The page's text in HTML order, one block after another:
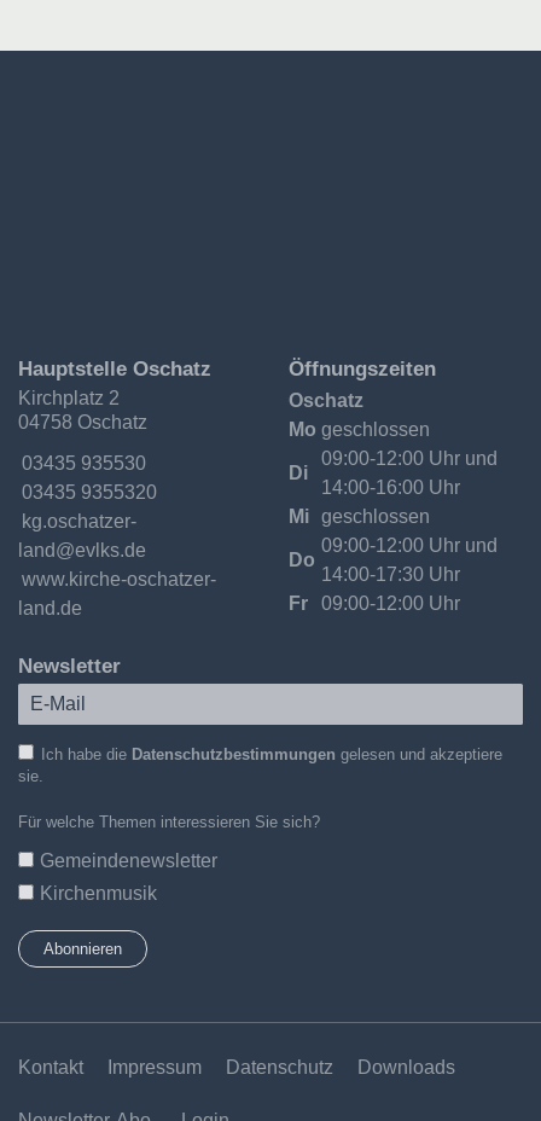
Ev.-
Luth.
Kirchgemeinde
Oschatzer
Hauptstelle Oschatz
Kirchplatz 2
04758 Oschatz
Telefon:
03435 935530
Fax:
03435 9355320
Email:
kg.oschatzer-
land@evlks.de
Internet:
www.kirche-oschatzer-
land.de
Öffnungszeiten
Oschatz
Mo geschlossen
Di
09:00-12:00 Uhr und
14:00-16:00 Uhr
Mi geschlossen
Do
09:00-12:00 Uhr und
14:00-17:30 Uhr
Fr
09:00-12:00 Uhr
Newsletter
Ich habe die Datenschutzbestimmungen gelesen und akzeptiere
sie.
Für welche Themen interessieren Sie sich?
Gemeindenewsletter
Kirchenmusik
Kontakt Impressum Datenschutz Downloads